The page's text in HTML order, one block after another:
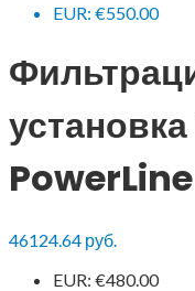
EUR: €550.00
46124.64 руб.
EUR: €480.00